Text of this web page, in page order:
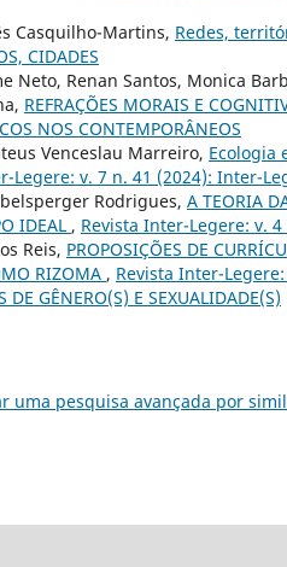
Casquilho-Martins, Redes,
CIDADES
Neto, Renan Santos, Monica
REFRAÇÕES MORAIS E
NOS CONTEMPORÂNEOS
Venceslau Marreiro, Ecologia
Legere: v. 7 n. 41 (2024): Inter-
Rodrigues, A TEORIA
IDEAL , Revista Inter-Legere: v.
Reis, PROPOSIÇÕES DE
RIZOMA , Revista Inter-Legere:
DE GÊNERO(S) E SEXUALIDADE(S)
uma pesquisa avançada por